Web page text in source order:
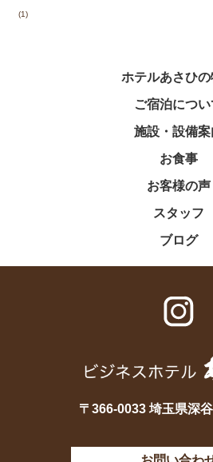
(1)
ホテルあさひ
ご宿泊につい
施設・設備案
お食事
お客様の声
スタッフ
ブログ
〒366-0033 埼玉県深